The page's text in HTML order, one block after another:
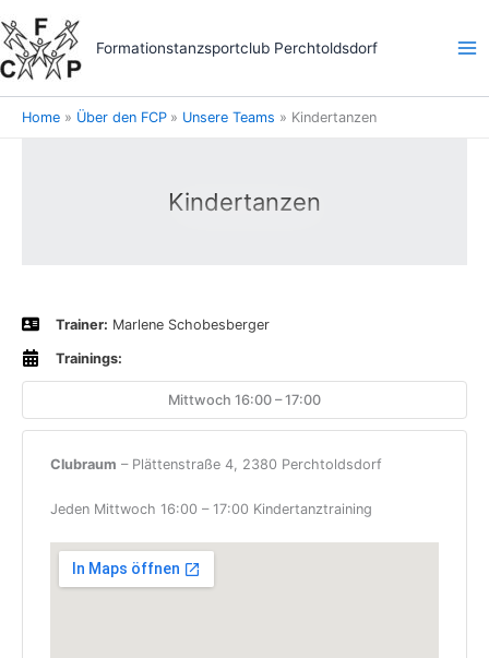
to
content
Formationstanzsportclub Perchtoldsdorf
Home Über den FCP Unsere Teams Kindertanzen
Kindertanzen
Trainer: Marlene Schobesberger
Trainings:
Mittwoch 16:00 – 17:00
Clubraum – Plättenstraße 4, 2380 Perchtoldsdorf
Jeden Mittwoch 16:00 – 17:00 Kindertanztraining